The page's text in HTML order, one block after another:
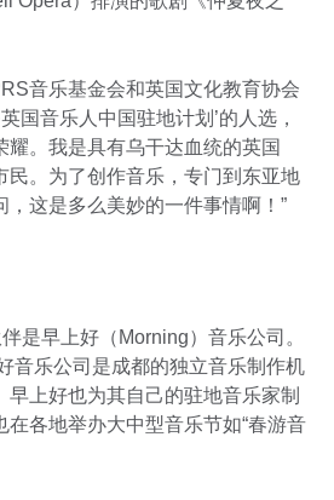
音乐基金会和英国文化教育协会
国音乐人中国驻地计划’的人选，
耀。我是具有乌干达血统的英国
民。为了创作音乐，专门到东亚地
，这是多么美妙的一件事情啊！”
是早上好（Morning）音乐公司。
音乐公司是成都的独立音乐制作机
早上好也为其自己的驻地音乐家制
在各地举办大中型音乐节如“春游音